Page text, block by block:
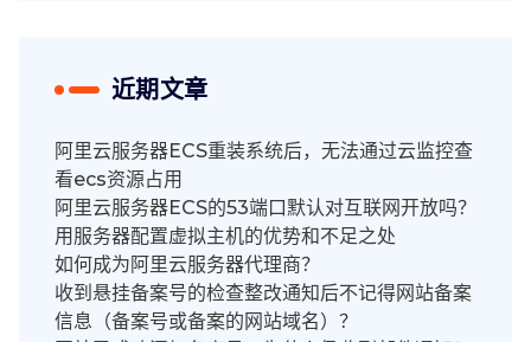
近期文章
阿里云服务器ECS重装系统后，无法通过云监控查
看ecs资源占用
阿里云服务器ECS的53端口默认对互联网开放吗？
用服务器配置虚拟主机的优势和不足之处
如何成为阿里云服务器代理商？
收到悬挂备案号的检查整改通知后不记得网站备案
信息（备案号或备案的网站域名）？